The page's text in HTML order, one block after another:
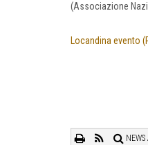
(Associazione
Locandina evento